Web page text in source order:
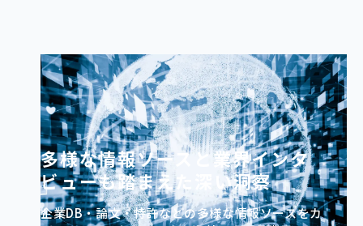
多様な情報ソースと業界インタ
ビューも踏まえた深い洞察
企業DB・論文・特許などの多様な情報ソースをカ